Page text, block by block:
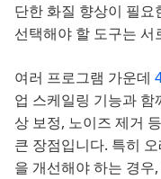
단한 화질 향상이 필
선택해야 할 도구는 서
여러 프로그램 가운데
업 스케일링 기능과 함
상 보정, 노이즈 제거
큰 장점입니다. 특히
을 개선해야 하는 경